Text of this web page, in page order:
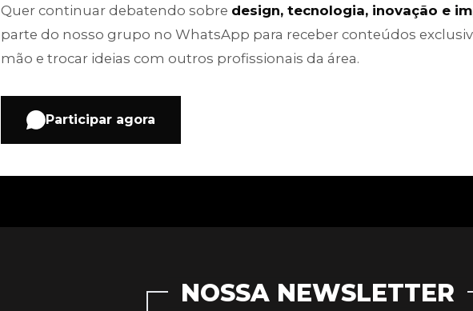
Quer continuar debatendo sobre design, tecnologia, inovação e
parte do nosso grupo no WhatsApp para receber conteúdos
mão e trocar ideias com outros profissionais da área.
Participar agora
NOSSA NEWSLETTER